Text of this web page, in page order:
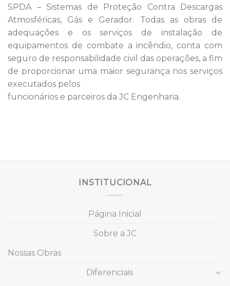
SPDA – Sistemas de Proteção Contra Descargas
Atmosféricas, Gás e Gerador. Todas as obras de
adequações e os serviços de instalação de
equipamentos de combate a incêndio, conta com
seguro de responsabilidade civil das operações, a fim
de proporcionar uma maior segurança nos serviços
executados pelos
funcionários e parceiros da JC Engenharia.
INSTITUCIONAL
Página Inicial
Sobre a JC
Nossas Obras
Diferenciais